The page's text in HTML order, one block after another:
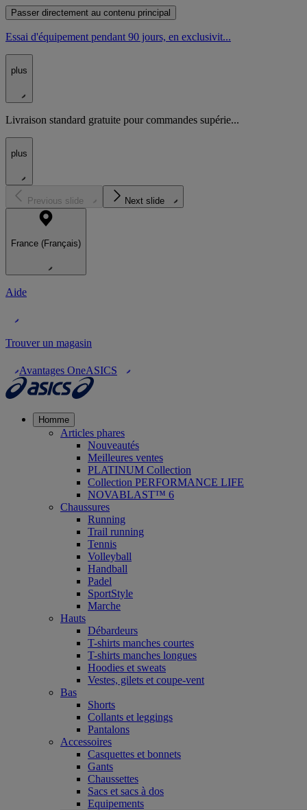
Passer directement au contenu principal
Essai d'équipement pendant 90 jours, en exclusivit...
plus
Livraison standard gratuite pour commandes supérie...
plus
Previous slide Next slide
France (Français)
Aide
Trouver un magasin
Avantages OneASICS
Homme
Articles phares
Nouveautés
Meilleures ventes
PLATINUM Collection
Collection PERFORMANCE LIFE
NOVABLAST™ 6
Chaussures
Running
Trail running
Tennis
Volleyball
Handball
Padel
SportStyle
Marche
Hauts
Débardeurs
T-shirts manches courtes
T-shirts manches longues
Hoodies et sweats
Vestes, gilets et coupe-vent
Bas
Shorts
Collants et leggings
Pantalons
Accessoires
Casquettes et bonnets
Gants
Chaussettes
Sacs et sacs à dos
Equipements